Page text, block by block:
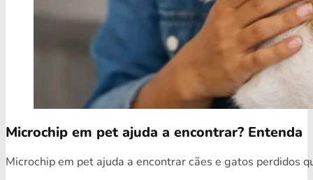
Microchip em pet ajuda a encontrar? Entenda
Microchip em pet ajuda a encontrar cães e gatos perdidos